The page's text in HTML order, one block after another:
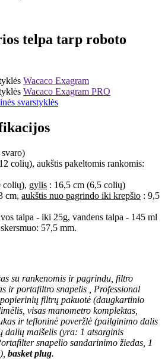
telpa tarp roboto
Wacaco Exagram
Wacaco Exagram PRO
svarstyklės
colių), aukštis pakeltomis rankomis:
colių), gylis : 16,5 cm (6,5 colių)
cm, aukštis nuo pagrindo iki krepšio : 9,5
talpa - iki 25g, vandens talpa - 145 ml
57,5 mm.
su rankenomis ir pagrindu, filtro
ir portafiltro snapelis
, Professional
filtrų pakuotė (daugkartinio
visas manometro komplektas,
ir tefloninė poveržlė (pailginimo dalis
dalių maišelis (yra: 1 atsarginis
snapelio sandarinimo žiedas, 1
basket plug.